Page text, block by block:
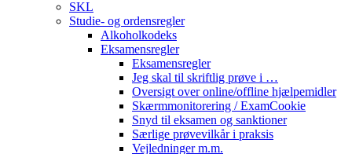
SKL
Studie- og ordensregler
Alkoholkodeks
Eksamensregler
Eksamensregler
Jeg skal til skriftlig prøve i …
Oversigt over online/offline hjælpemidler
Skærmmonitorering / ExamCookie
Snyd til eksamen og sanktioner
Særlige prøvevilkår i praksis
Vejledninger m.m.